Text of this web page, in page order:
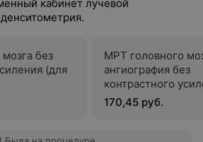
кабинет лучевой
без
(для
МРТ головного
ангиография без
контрастного
170,45 руб.